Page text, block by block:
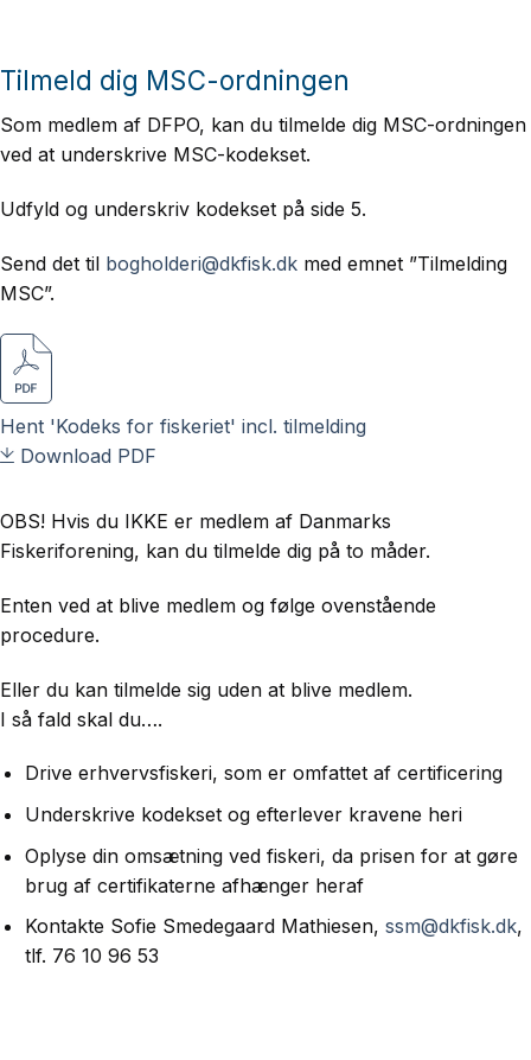
Tilmeld dig MSC-ordningen
Som medlem af DFPO, kan du tilmelde dig MSC-ordningen
ved at underskrive MSC-kodekset.
Udfyld og underskriv kodekset på side 5.
Send det til bogholderi@dkfisk.dk med emnet ”Tilmelding
MSC”.
Hent 'Kodeks for fiskeriet' incl. tilmelding
Download PDF
OBS! Hvis du IKKE er medlem af Danmarks
Fiskeriforening, kan du tilmelde dig på to måder.
Enten ved at blive medlem og følge ovenstående
procedure.
Eller du kan tilmelde sig uden at blive medlem.
I så fald skal du….
Drive erhvervsfiskeri, som er omfattet af certificering
Underskrive kodekset og efterlever kravene heri
Oplyse din omsætning ved fiskeri, da prisen for at gøre
brug af certifikaterne afhænger heraf
Kontakte Sofie Smedegaard Mathiesen, ssm@dkfisk.dk,
tlf. 76 10 96 53